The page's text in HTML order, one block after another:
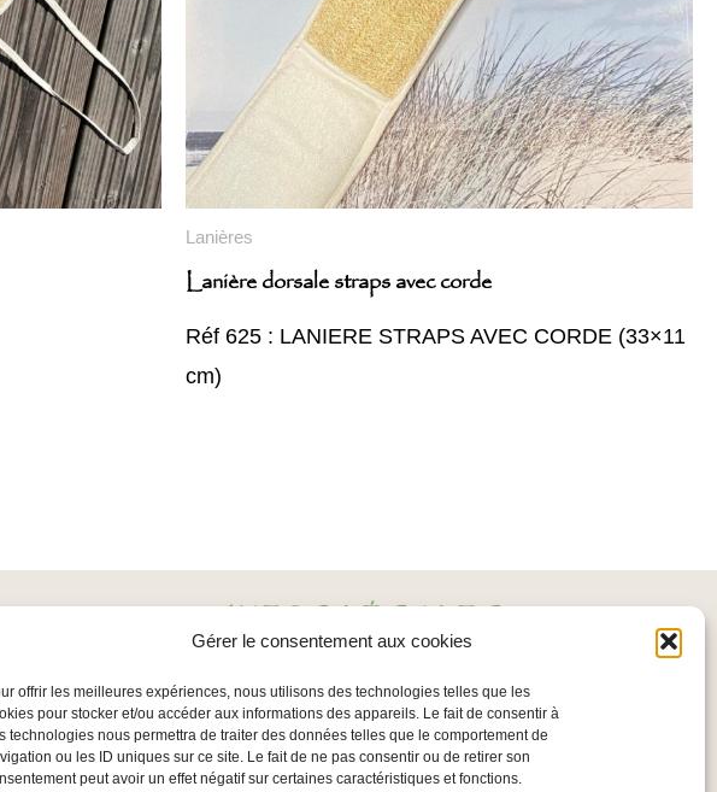
Gérer le consentement aux cookies
offrir les meilleures expériences, nous utilisons des technologies telles que les
pour stocker et/ou accéder aux informations des appareils. Le fait de consentir à
technologies nous permettra de traiter des données telles que le comportement de
ou les ID uniques sur ce site. Le fait de ne pas consentir ou de retirer son
peut avoir un effet négatif sur certaines caractéristiques et fonctions.
Lanières
Lanière dorsale straps avec corde
Réf 625 : LANIERE STRAPS AVEC CORDE (33×11
cm)
INFOS LÉGALES
Politique de confidentialité
Conditions Générales